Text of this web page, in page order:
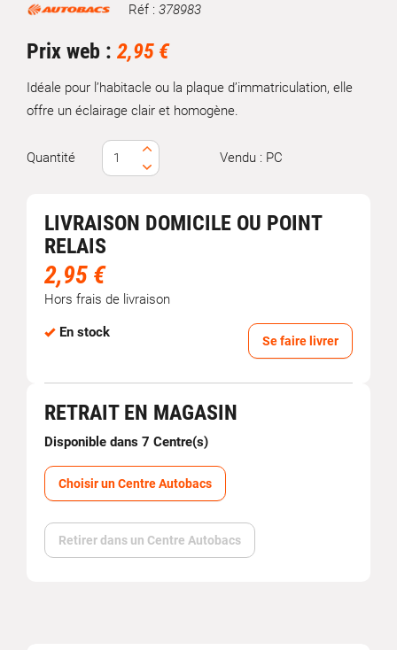
Marque Réf : 378983
Prix web : 2,95 €
Idéale pour l’habitacle ou la plaque d’immatriculation, elle
offre un éclairage clair et homogène.
Quantité Vendu : PC
LIVRAISON DOMICILE OU POINT
RELAIS
2,95 €
Hors frais de livraison
En stock
Se faire livrer
RETRAIT EN MAGASIN
Disponible dans 7 Centre(s)
Choisir un Centre Autobacs
Retirer dans un Centre Autobacs